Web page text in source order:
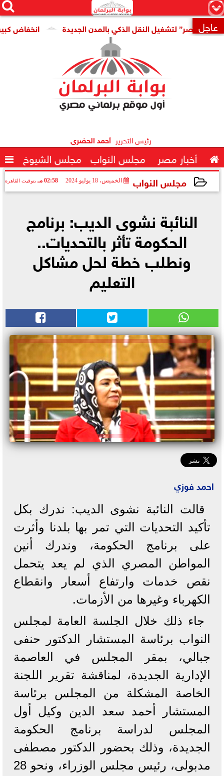
×


 عاجل انخفاض كبير فى لتشغيل النقل الذكي بالمدن الجديدة
رئيس التحرير أحمد الحضرى
 أخبار مصر مجلس النواب مجلس الشيوخ 
مجلس النواب الخميس، 18 يوليو 2024 02:58 مـ بتوقيت القاهرة
النائبة نشوى الديب: برنامج
الحكومة تأثر بالتحديات..
ونطلب خطة لحل مشاكل
التعليم
احمد فوزي
قالت النائبة نشوى الديب: ندرك بكل
تأكيد التحديات التي تمر بها بلدنا وأثرت
على برنامج الحكومة، وندرك أنين
المواطن المصري الذي لم يعد يتحمل
نقص خدمات وارتفاع أسعار وانقطاع
الكهرباء وغيرها من الأزمات.
جاء ذلك خلال الجلسة العامة لمجلس
النواب برئاسة المستشار الدكتور حنفى
جبالي، بمقر المجلس في العاصمة
الإدارية الجديدة، لمناقشة تقرير اللجنة
الخاصة المشكلة من المجلس برئاسة
المستشار أحمد سعد الدين وكيل أول
المجلس لدراسة برنامج الحكومة
الجديدة، وذلك بحضور الدكتور مصطفى
مدبولى، رئيس مجلس الوزراء، ونحو 28